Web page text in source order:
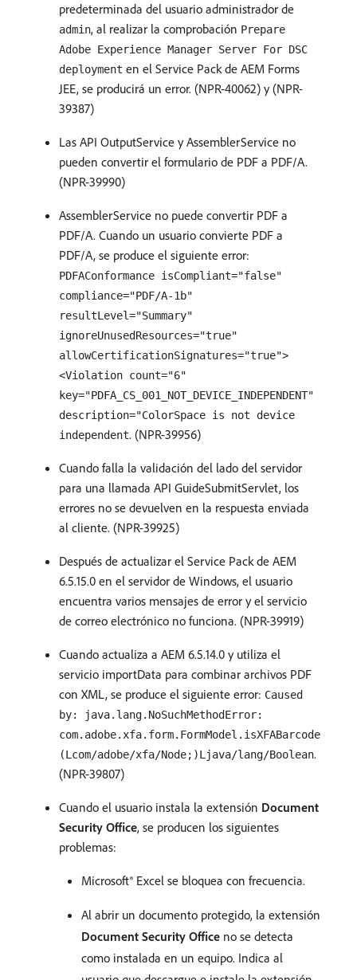
predeterminada del usuario administrador de
admin, al realizar la comprobación Prepare
Adobe Experience Manager Server For DSC
deployment en el Service Pack de AEM Forms
JEE, se producirá un error. (NPR-40062) y (NPR-
39387)
Las API OutputService y AssemblerService no
pueden convertir el formulario de PDF a PDF/A.
(NPR-39990)
AssemblerService no puede convertir PDF a
PDF/A. Cuando un usuario convierte PDF a
PDF/A, se produce el siguiente error:
PDFAConformance isCompliant="false"
compliance="PDF/A-1b"
resultLevel="Summary"
ignoreUnusedResources="true"
allowCertificationSignatures="true">
<Violation count="6"
key="PDFA_CS_001_NOT_DEVICE_INDEPENDENT"
description="ColorSpace is not device
independent. (NPR-39956)
Cuando falla la validación del lado del servidor
para una llamada API GuideSubmitServlet, los
errores no se devuelven en la respuesta enviada
al cliente. (NPR-39925)
Después de actualizar el Service Pack de AEM
6.5.15.0 en el servidor de Windows, el usuario
encuentra varios mensajes de error y el servicio
de correo electrónico no funciona. (NPR-39919)
Cuando actualiza a AEM 6.5.14.0 y utiliza el
servicio importData para combinar archivos PDF
con XML, se produce el siguiente error: Caused
by: java.lang.NoSuchMethodError:
com.adobe.xfa.form.FormModel.isXFABarcode
(Lcom/adobe/xfa/Node;)Ljava/lang/Boolean.
(NPR-39807)
Cuando el usuario instala la extensión Document
Security Office, se producen los siguientes
problemas:
Microsoft® Excel se bloquea con frecuencia.
Al abrir un documento protegido, la extensión
Document Security Office no se detecta
como instalada en un equipo. Indica al